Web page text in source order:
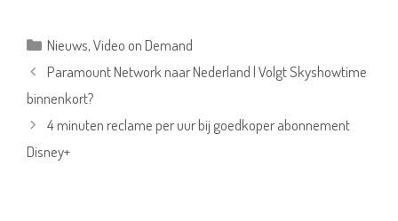
Categorieën
Nieuws,Video on Demand
Paramount Network naar Nederland | Volgt Skyshowtime
binnenkort?
4 minuten reclame per uur bij goedkoper abonnement
Disney+